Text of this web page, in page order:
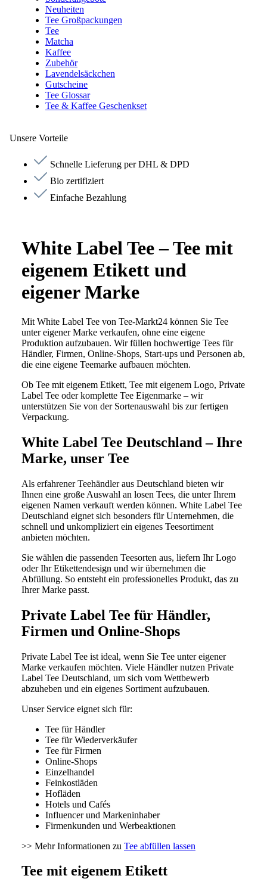
Neuheiten
Tee Großpackungen
Tee
Matcha
Kaffee
Zubehör
Lavendelsäckchen
Gutscheine
Tee Glossar
Tee & Kaffee Geschenkset
Unsere Vorteile
Schnelle Lieferung per DHL & DPD
Bio zertifiziert
Einfache Bezahlung
White Label Tee – Tee mit
eigenem Etikett und
eigener Marke
Mit White Label Tee von Tee-Markt24 können Sie Tee
unter eigener Marke verkaufen, ohne eine eigene
Produktion aufzubauen. Wir füllen hochwertige Tees für
Händler, Firmen, Online-Shops, Start-ups und Personen ab,
die eine eigene Teemarke aufbauen möchten.
Ob Tee mit eigenem Etikett, Tee mit eigenem Logo, Private
Label Tee oder komplette Tee Eigenmarke – wir
unterstützen Sie von der Sortenauswahl bis zur fertigen
Verpackung.
White Label Tee Deutschland – Ihre
Marke, unser Tee
Als erfahrener Teehändler aus Deutschland bieten wir
Ihnen eine große Auswahl an losen Tees, die unter Ihrem
eigenen Namen verkauft werden können. White Label Tee
Deutschland eignet sich besonders für Unternehmen, die
schnell und unkompliziert ein eigenes Teesortiment
anbieten möchten.
Sie wählen die passenden Teesorten aus, liefern Ihr Logo
oder Ihr Etikettendesign und wir übernehmen die
Abfüllung. So entsteht ein professionelles Produkt, das zu
Ihrer Marke passt.
Private Label Tee für Händler,
Firmen und Online-Shops
Private Label Tee ist ideal, wenn Sie Tee unter eigener
Marke verkaufen möchten. Viele Händler nutzen Private
Label Tee Deutschland, um sich vom Wettbewerb
abzuheben und ein eigenes Sortiment aufzubauen.
Unser Service eignet sich für:
Tee für Händler
Tee für Wiederverkäufer
Tee für Firmen
Online-Shops
Einzelhandel
Feinkostläden
Hofläden
Hotels und Cafés
Influencer und Markeninhaber
Firmenkunden und Werbeaktionen
>> Mehr Informationen zu Tee abfüllen lassen
Tee mit eigenem Etikett